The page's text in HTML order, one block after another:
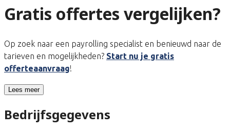
Gratis offertes vergelijken?
Op zoek naar een payrolling specialist en benieuwd naar de
tarieven en mogelijkheden? Start nu je gratis
offerteaanvraag!
Lees meer
Bedrijfsgegevens